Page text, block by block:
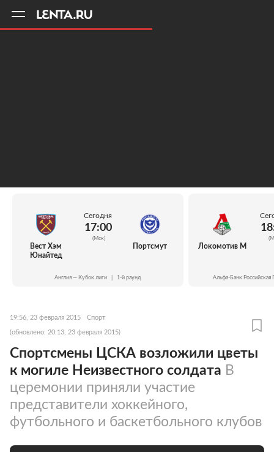
Вест Хэм
Юнайтед
Сегодня
17:00
(Мск)
Портсмут
Англия — Кубок лиги 1-й раунд
Локомотив М
Альфа-Банк Российская
19:56, 23 февраля 2015 Спорт
(обновлено: 20:13, 23 февраля 2015)
Спортсмены ЦСКА возложили цветы
к могиле Неизвестного солдата В
церемонии приняли участие
представители хоккейного,
футбольного и баскетбольного клубов